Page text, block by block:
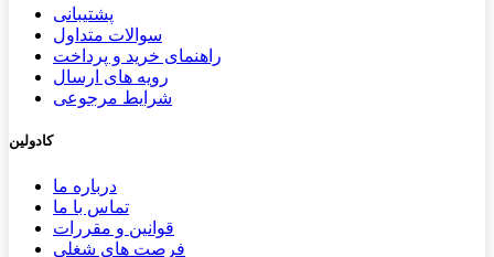
پشتیب​​انی
سوالات متداول
راهنمای خرید و پرداخت
رویه های ارسال
شرایط مرجوعی
کادولین
درباره ما
تماس با ما
قوانین و مقررات
فرصت های شغلی